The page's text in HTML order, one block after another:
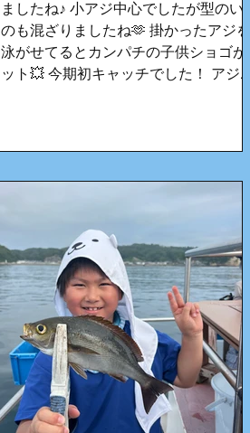
ましたね♪ 小アジ中心でしたが型のいい
のも混ざりましたね🫶 掛かったアジを
泳がせてるとカンパチの子供ショゴが
ット💥 今期初キャッチでした！ アジが